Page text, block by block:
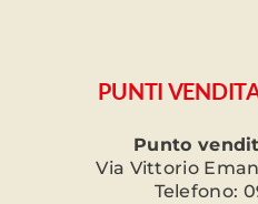
PUNTI
Punto
Via Vittorio
Telefono: